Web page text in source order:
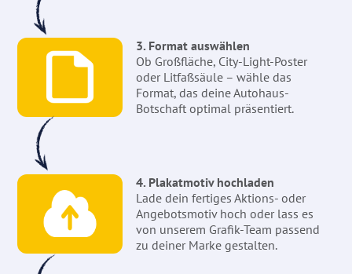
3. Format auswählen
Ob Großfläche, City-Light-Poster
oder Litfaßsäule – wähle das
Format, das deine Autohaus-
Botschaft optimal präsentiert.
4. Plakatmotiv hochladen
Lade dein fertiges Aktions- oder
Angebotsmotiv hoch oder lass es
von unserem Grafik-Team passend
zu deiner Marke gestalten.